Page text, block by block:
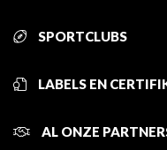
SPORTCLUBS
LABELS EN
AL ONZE